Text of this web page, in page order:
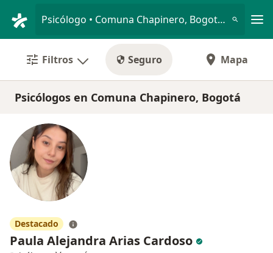
Psicólogo • Comuna Chapinero, Bogotá, Cundinamarca
Filtros Seguro Mapa
Psicólogos en Comuna Chapinero, Bogotá
Destacado
Paula Alejandra Arias Cardoso